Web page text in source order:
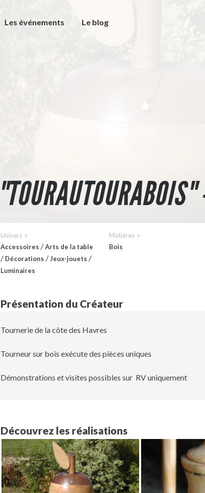
Les événements Le blog
Univers >
Accessoires /Arts de la table
/ Décorations /Jeux-jouets /
Luminaires
Matières >
Bois
Présentation du Créateur
Tournerie de la côte des Havres
Tourneur sur bois exécute des pièces uniques
Démonstrations et visites possibles sur RV uniquement
Découvrez les réalisations